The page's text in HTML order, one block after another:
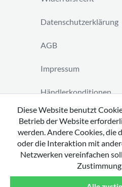
Datenschutzerklärung
AGB
Impressum
Händlerkonditionen
Vertrag widerrufen
Diese Website benutzt
Betrieb der Website
werden. Andere Cookies, die
oder die Interaktion mit
Netzwerken vereinfachen